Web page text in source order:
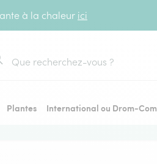
à la chaleur ici
Plantes
International ou Drom-Com